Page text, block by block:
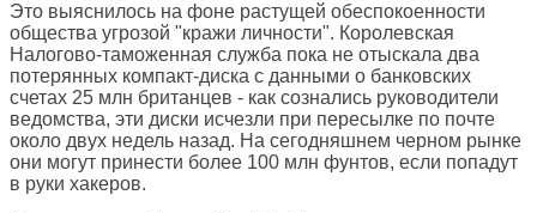
Это выяснилось на фоне растущей обеспокоенности
общества угрозой "кражи личности". Королевская
Налогово-таможенная служба пока не отыскала два
потерянных компакт-диска с данными о банковских
счетах 25 млн британцев - как сознались руководители
ведомства, эти диски исчезли при пересылке по почте
около двух недель назад. На сегодняшнем черном рынке
они могут принести более 100 млн фунтов, если попадут
в руки хакеров.